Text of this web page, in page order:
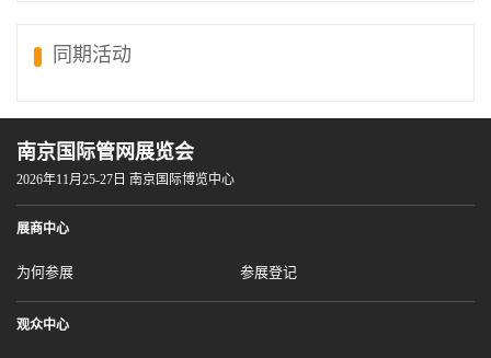
同期活动
南京国际管网展览会
2026年11月25-27日 南京国际博览中心
展商中心
为何参展 参展登记
观众中心